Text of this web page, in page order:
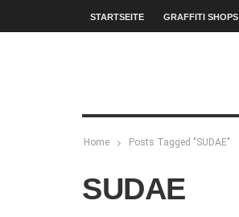
STARTSEITE GRAFFITI SHOPS
Home Posts Tagged "SUDAE"
SUDAE